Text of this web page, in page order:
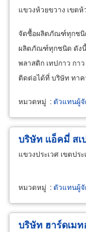
แขวงห้วยขวาง เขต
จัดซื้อผลิตภัณฑ์ทุกชนิ
ผลิตภัณฑ์ทุกชนิด ดังนี้
พลาสติก เทปกาว กา
ติดต่อได้ที่ บริษัท ทาค
หมวดหมู่ :ตัวแทนผู้
บริษัท แอ็คมี่ สเ
แขวงประเวศ เขตปร
หมวดหมู่ :ตัวแทนผู้
บริษัท ฮาร์ดเม